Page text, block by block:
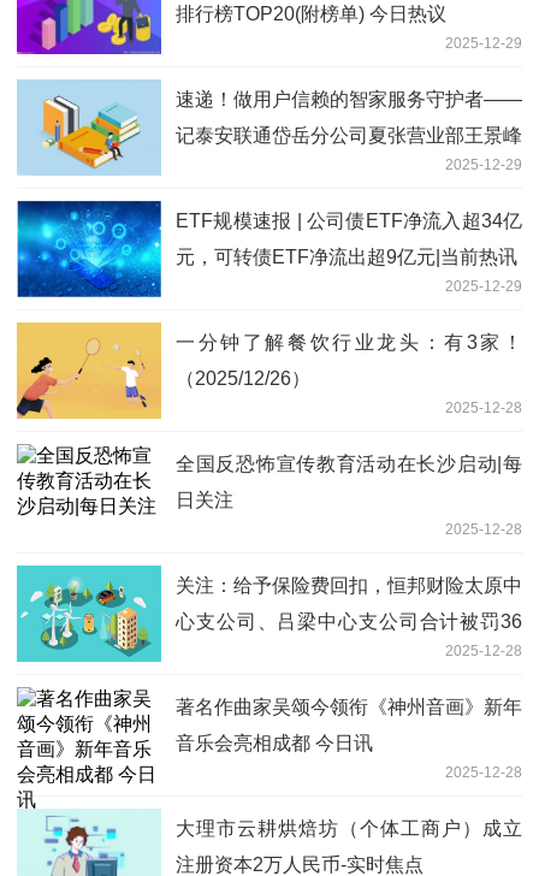
排行榜TOP20(附榜单) 今日热议
2025-12-29
速递！做用户信赖的智家服务守护者——
记泰安联通岱岳分公司夏张营业部王景峰
2025-12-29
ETF规模速报 | 公司债ETF净流入超34亿
元，可转债ETF净流出超9亿元|当前热讯
2025-12-29
一分钟了解餐饮行业龙头：有3家！
（2025/12/26）
2025-12-28
全国反恐怖宣传教育活动在长沙启动|每
日关注
2025-12-28
关注：给予保险费回扣，恒邦财险太原中
心支公司、吕梁中心支公司合计被罚36
2025-12-28
著名作曲家吴颂今领衔《神州音画》新年
音乐会亮相成都 今日讯
2025-12-28
大理市云耕烘焙坊（个体工商户）成立
注册资本2万人民币-实时焦点